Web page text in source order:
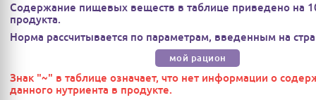
Содержание пищевых веществ в таблице приведено на
продукта.
Норма рассчитывается по параметрам, введенным на
мой рацион
Знак "~" в таблице означает, что нет информации о
данного нутриента в продукте.